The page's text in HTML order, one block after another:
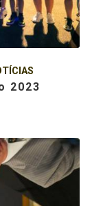
2023